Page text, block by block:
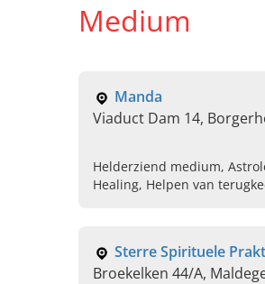
Medium
Manda
Viaduct Dam 14,
Helderziend medium,
Healing, Helpen van
Sterre Spirituele
Broekelken 44/A,